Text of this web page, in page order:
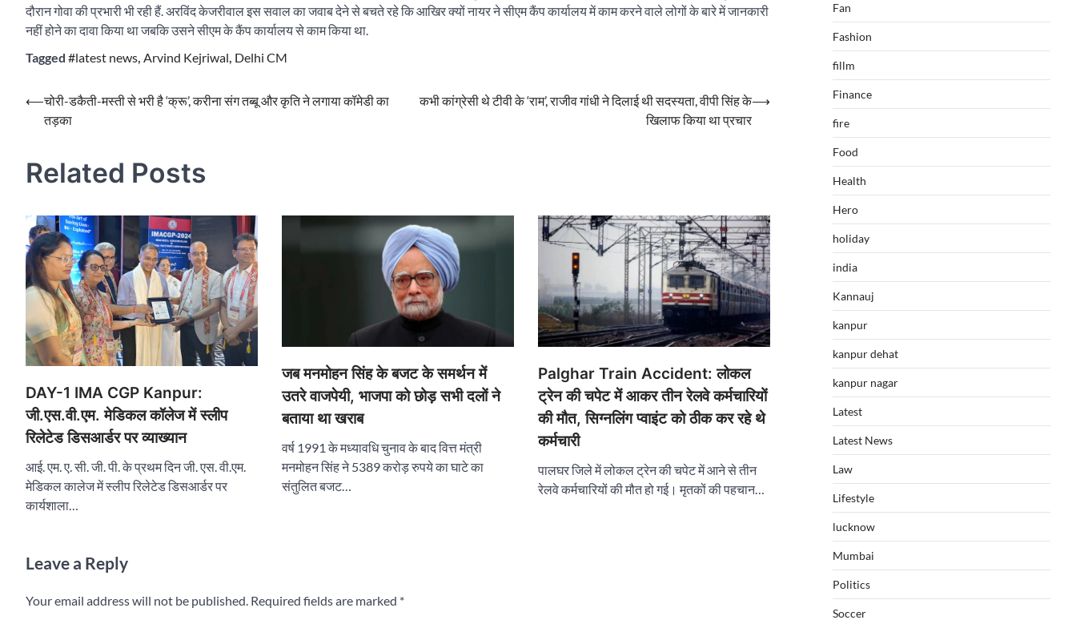
दौरान गोवा की प्रभारी भी रही हैं. अरविंद केजरीवाल इस सवाल का जवाब देने से बचते रहे कि आखिर क्यों नायर ने सीएम कैंप कार्यालय में काम करने वाले लोगों के बारे में जानकारी
नहीं होने का दावा किया था जबकि उसने सीएम के कैंप कार्यालय से काम किया था.
Tagged #latest news, Arvind Kejriwal, Delhi CM
Post
navigation
⟵चोरी-डकैती-मस्ती से भरी है ‘क्रू’, करीना संग तब्बू और कृति ने लगाया कॉमेडी का
तड़का
कभी कांग्रेसी थे टीवी के ‘राम’, राजीव गांधी ने दिलाई थी सदस्यता, वीपी सिंह के
खिलाफ किया था प्रचार
⟶
Related Posts
DAY-1 IMA CGP Kanpur:
जी.एस.वी.एम. मेडिकल कॉलेज में स्लीप
रिलेटेड डिसआर्डर पर व्याख्यान
आई. एम. ए. सी. जी. पी. के प्रथम दिन जी. एस. वी.एम.
मेडिकल कालेज में स्लीप रिलेटेड डिसआर्डर पर
कार्यशाला…
जब मनमोहन सिंह के बजट के समर्थन में
उतरे वाजपेयी, भाजपा को छोड़ सभी दलों ने
बताया था खराब
वर्ष 1991 के मध्यावधि चुनाव के बाद वित्त मंत्री
मनमोहन सिंह ने 5389 करोड़ रुपये का घाटे का
संतुलित बजट…
Palghar Train Accident: लोकल
ट्रेन की चपेट में आकर तीन रेलवे कर्मचारियों
की मौत, सिग्नलिंग प्वाइंट को ठीक कर रहे थे
कर्मचारी
पालघर जिले में लोकल ट्रेन की चपेट में आने से तीन
रेलवे कर्मचारियों की मौत हो गई। मृतकों की पहचान…
Leave a Reply
Your email address will not be published. Required fields are marked *
Fan
Fashion
fillm
Finance
fire
Food
Health
Hero
holiday
india
Kannauj
kanpur
kanpur dehat
kanpur nagar
Latest
Latest News
Law
Lifestyle
lucknow
Mumbai
Politics
Soccer